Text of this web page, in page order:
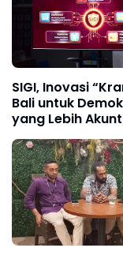
SIGI, Inovasi
Bali untuk
yang Lebih